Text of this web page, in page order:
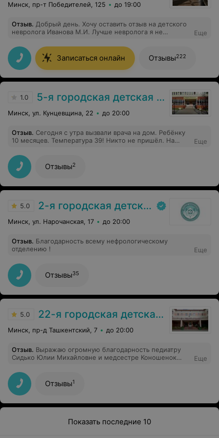
Минск, пр-т Победителей, 125 до 19:00
Отзыв. Добрый день. Хочу оставить отзыв на детского
невролога Иванова М.И. Лучше невролога я не
моего младшего сына. Я четко выполняю ее
рекомендации и результат не заставляет себя ждать.
Врач всегда посмотрит все анализы, которые беру на
визит. Все спросит и всегда ответит на все вопросы. У
меня 4-ро детей и очень жаль, что мы не встретились
Еще
Записаться онлайн Отзывы222
1.0 5-я городская детская поликлиника
Минск, ул. Кунцевщина, 22 до 20:00
Отзыв. Сегодня с утра вызвали врача на дом. Ребёнку
10 месяцев. Температура 39! Никто не пришёл. На
Это как понимать????
Еще
Отзывы2
5.0 2-я городская детская клиническая больница
Минск, ул. Нарочанская, 17 до 20:00
Отзыв. Благодарность всему нефрологическому
отделению !
Еще
Отзывы35
5.0 22-я городская детская поликлиника
Минск, пр-д Ташкентский, 7 до 20:00
Отзыв. Выражаю огромную благодарность педиатру
Сидько Юлии Михайловне и медсестре Коношенок
внимательное отношение и индивидуальный подход.
Каждое посещение проходит в дружелюбной
атмосфере. Юлия Михайловна всегда внимательно
проводит осмотр и назначает эффективное лечение.
Спасибо за разъяснения и готовность ответить на все
Еще
Отзывы1
Показать последние 10